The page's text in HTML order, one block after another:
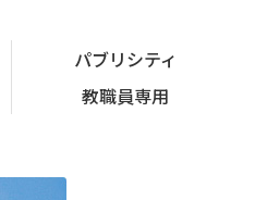
パブリシティ
教職員専用